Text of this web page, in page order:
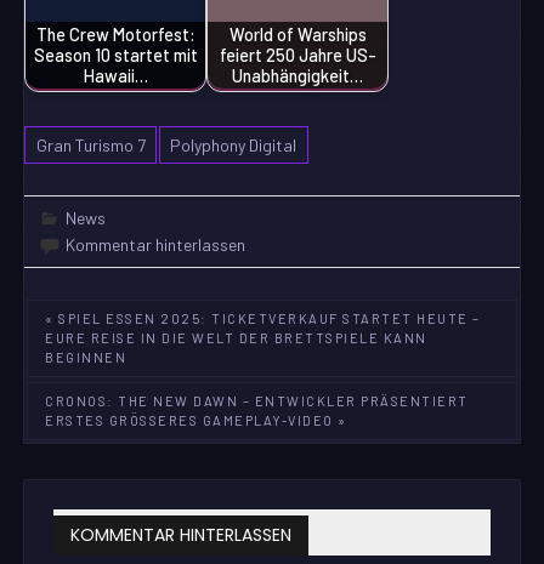
The Crew Motorfest:
Season 10 startet mit
Hawaii…
World of Warships
feiert 250 Jahre US-
Unabhängigkeit…
Gran Turismo 7 Polyphony Digital
News
Kommentar hinterlassen
Beitragsnavigation
« SPIEL ESSEN 2025: TICKETVERKAUF STARTET HEUTE –
EURE REISE IN DIE WELT DER BRETTSPIELE KANN
BEGINNEN
CRONOS: THE NEW DAWN – ENTWICKLER PRÄSENTIERT
ERSTES GRÖSSERES GAMEPLAY-VIDEO »
KOMMENTAR HINTERLASSEN